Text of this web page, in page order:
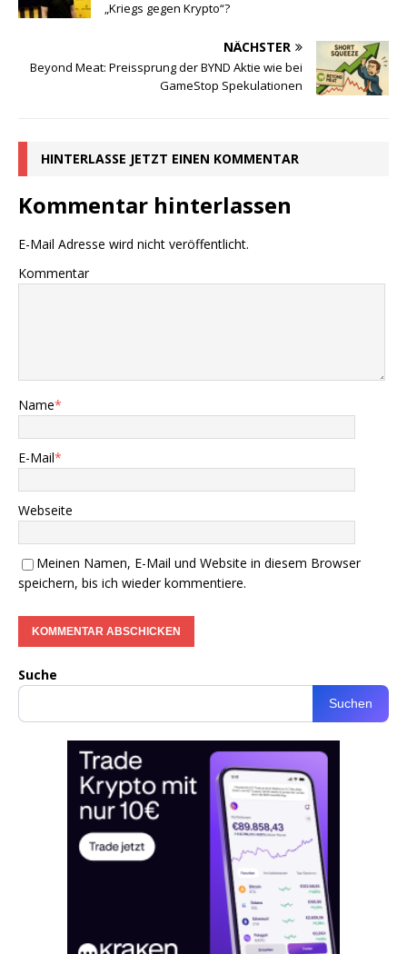
„Kriegs gegen Krypto“?
NÄCHSTER
Beyond Meat: Preissprung der BYND Aktie wie bei
GameStop Spekulationen
HINTERLASSE JETZT EINEN KOMMENTAR
Kommentar hinterlassen
E-Mail Adresse wird nicht veröffentlicht.
Kommentar
Name*
E-Mail*
Webseite
Meinen Namen, E-Mail und Website in diesem Browser
speichern, bis ich wieder kommentiere.
Suche
Suchen